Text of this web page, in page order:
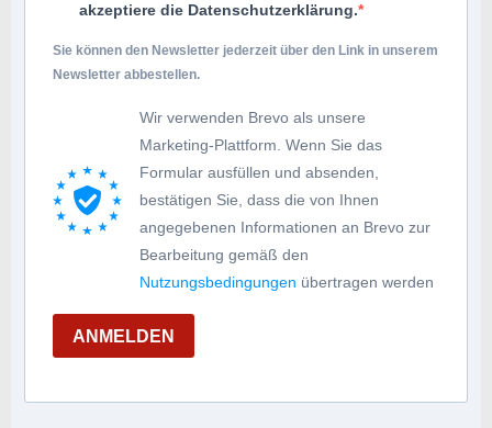
akzeptiere die Datenschutzerklärung.
Sie können den Newsletter jederzeit über den Link in unserem
Newsletter abbestellen.
Wir verwenden Brevo als unsere
Marketing-Plattform. Wenn Sie das
Formular ausfüllen und absenden,
bestätigen Sie, dass die von Ihnen
angegebenen Informationen an Brevo zur
Bearbeitung gemäß den
Nutzungsbedingungen übertragen werden
ANMELDEN